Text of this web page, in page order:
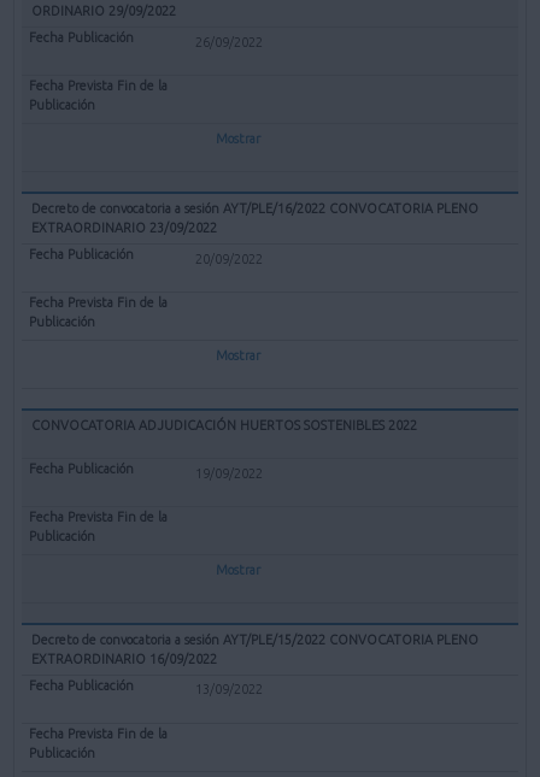
ORDINARIO 29/09/2022
26/09/2022
Mostrar
Decreto de convocatoria a sesión AYT/PLE/16/2022 CONVOCATORIA PLENO
EXTRAORDINARIO 23/09/2022
20/09/2022
Mostrar
CONVOCATORIA ADJUDICACIÓN HUERTOS SOSTENIBLES 2022
19/09/2022
Mostrar
Decreto de convocatoria a sesión AYT/PLE/15/2022 CONVOCATORIA PLENO
EXTRAORDINARIO 16/09/2022
13/09/2022